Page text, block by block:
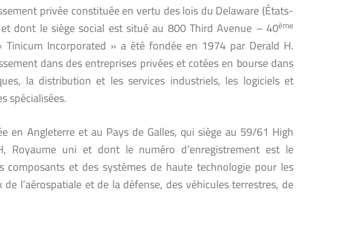
privée constituée en vertu des lois du Delaware (États-
dont le siège social est situé au 800 Third Avenue – 40ème
Incorporated » a été fondée en 1974 par Derald H.
dans des entreprises privées et cotées en bourse dans
la distribution et les services industriels, les logiciels et
spécialisées.
en Angleterre et au Pays de Galles, qui siège au 59/61 High
Royaume uni et dont le numéro d’enregistrement est le
et des systèmes de haute technologie pour les
l’aérospatiale et de la défense, des véhicules terrestres, de